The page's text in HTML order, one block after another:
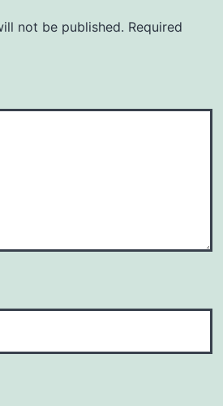
not be published. Required